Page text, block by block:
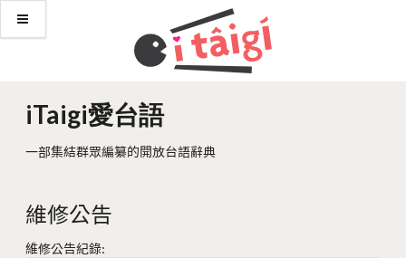
iTaigi愛台語
一部集結群眾編纂的開放台語辭典
維修公告
維修公告紀錄: